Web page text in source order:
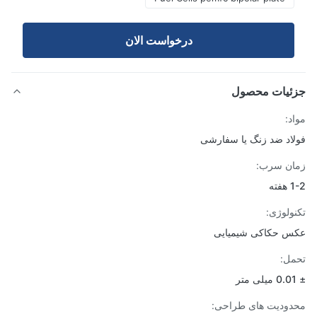
درخواست الان
محصول
ضد زنگ یا سفارشی
سرب:
حکاکی شیمیایی
های طراحی: